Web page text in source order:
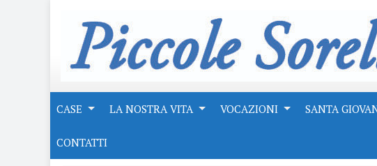
CASE LA NOSTRA VITA VOCAZIONI SANTA
CONTATTI